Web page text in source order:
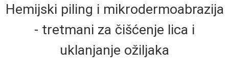
Hemijski piling i mikrodermoabrazija
- tretmani za čišćenje lica i
uklanjanje ožiljaka